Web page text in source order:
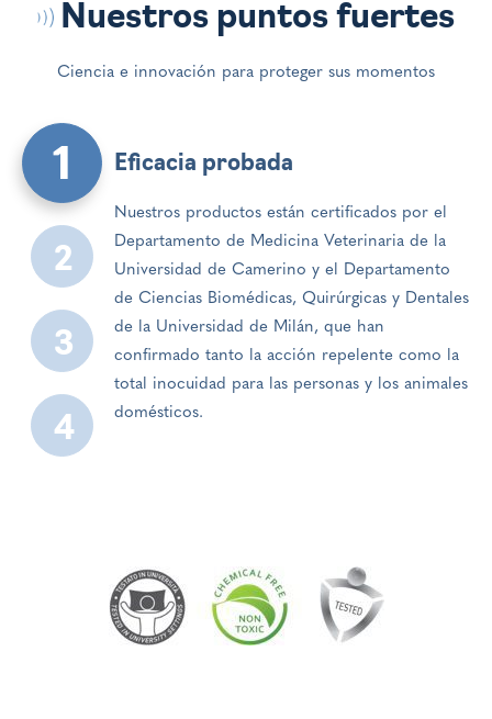
Nuestros puntos fuertes
Ciencia e innovación para proteger sus momentos
1
2
3
4
Eficacia probada
Nuestros productos están certificados por el
Departamento de Medicina Veterinaria de la
Universidad de Camerino y el Departamento
de Ciencias Biomédicas, Quirúrgicas y Dentales
de la Universidad de Milán, que han
confirmado tanto la acción repelente como la
total inocuidad para las personas y los animales
domésticos.